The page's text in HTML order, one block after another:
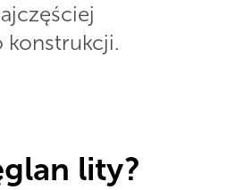
konstrukcji.
lity?